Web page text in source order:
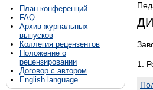
План конференций
FAQ
Архив журнальных
выпусков
Коллегия рецензентов
Положение о
рецензировании
Договор с автором
English language
1.